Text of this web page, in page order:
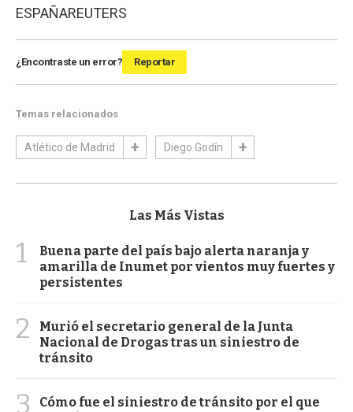
ESPAÑAREUTERS
¿Encontraste un error? Reportar
Temas relacionados
Atlético de Madrid Diego Godín
Las Más Vistas
1
Buena parte del país bajo alerta naranja y
amarilla de Inumet por vientos muy fuertes y
persistentes
2
Murió el secretario general de la Junta
Nacional de Drogas tras un siniestro de
tránsito
3
Cómo fue el siniestro de tránsito por el que